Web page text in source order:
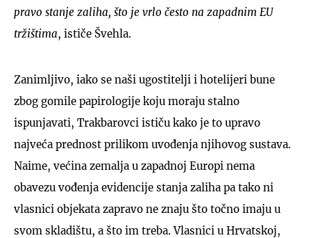
pravo stanje zaliha, što je vrlo često na zapadnim EU
tržištima, ističe Švehla.
Zanimljivo, iako se naši ugostitelji i hotelijeri bune
zbog gomile papirologije koju moraju stalno
ispunjavati, Trakbarovci ističu kako je to upravo
najveća prednost prilikom uvođenja njihovog sustava.
Naime, većina zemalja u zapadnoj Europi nema
obavezu vođenja evidencije stanja zaliha pa tako ni
vlasnici objekata zapravo ne znaju što točno imaju u
svom skladištu, a što im treba. Vlasnici u Hrvatskoj,